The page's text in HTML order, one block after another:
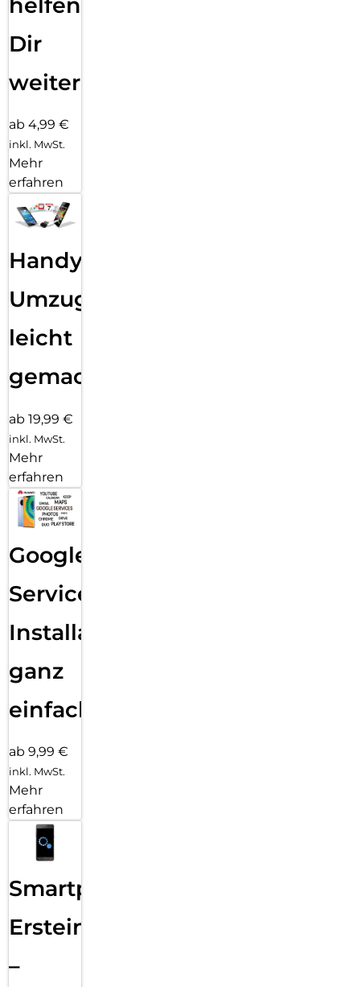
Dir
weiter
ab 4,99 €
inkl. MwSt.
Mehr
erfahren
Handy
Umzug
leicht
gemacht!
ab 19,99 €
inkl. MwSt.
Mehr
erfahren
Google
Services
Installation
ganz
einfach
ab 9,99 €
inkl. MwSt.
Mehr
erfahren
Smartphone
Ersteinrichtung
–